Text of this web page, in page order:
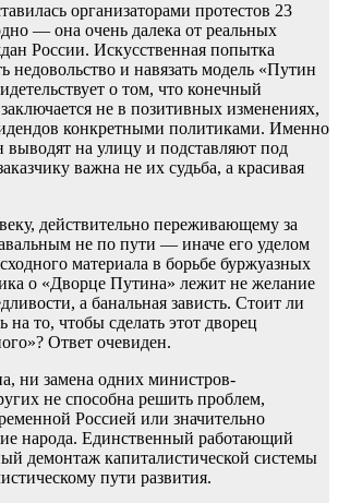
организаторами протестов 23
— она очень далека от реальных
России. Искусственная попытка
недовольство и навязать модель «Путин
о том, что конечный
заключается не в позитивных изменениях,
конкретными политиками. Именно
выводят на улицу и подставляют под
важна не их судьба, а красивая
действительно переживающему за
не по пути — иначе его уделом
материала в борьбе буржуазных
о «Дворце Путина» лежит не желание
а банальная зависть. Стоит ли
на то, чтобы сделать этот дворец
Ответ очевиден.
ни замена одних министров-
не способна решить проблем,
Россией или значительно
народа. Единственный работающий
демонтаж капиталистической системы
пути развития.